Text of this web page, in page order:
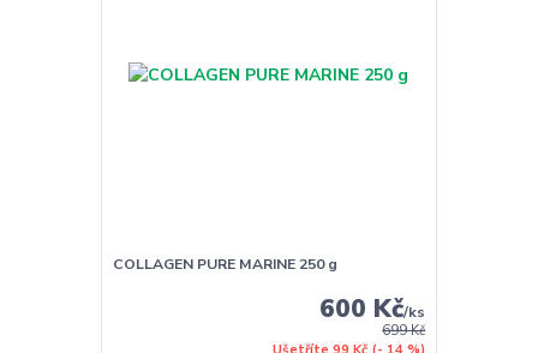
COLLAGEN PURE MARINE 250 g
699 Kč
600 Kč/ks